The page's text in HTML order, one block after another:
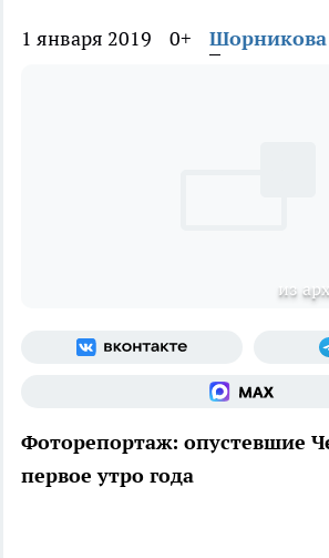
1 января 2019 0+ Шорникова
из
Фоторепортаж: опустевшие
первое утро года